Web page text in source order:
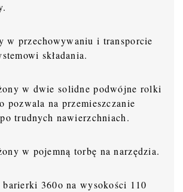
w przechowywaniu i transporcie
składania.
w dwie solidne podwójne rolki
pozwala na przemieszczanie
trudnych nawierzchniach.
w pojemną torbę na narzędzia.
360o na wysokości 110